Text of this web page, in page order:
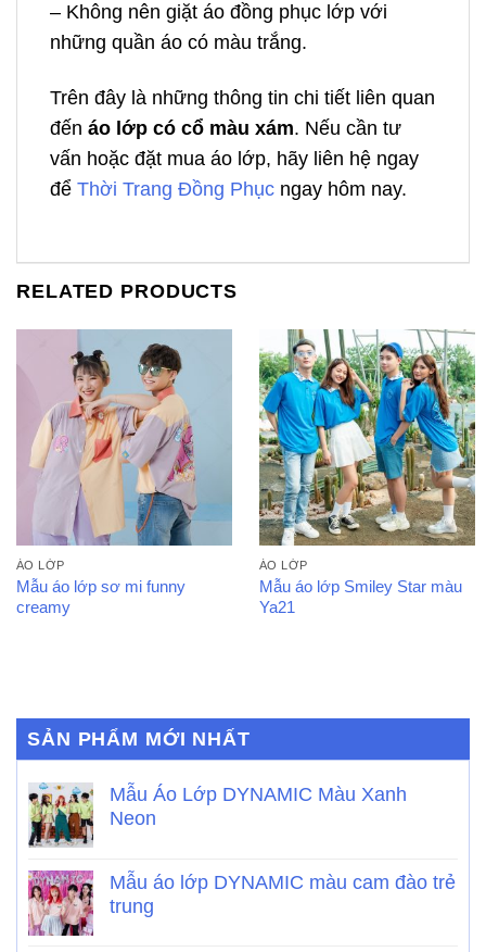
– Không nên giặt áo đồng phục lớp với
những quần áo có màu trắng.
Trên đây là những thông tin chi tiết liên quan
đến áo lớp có cổ màu xám. Nếu cần tư
vấn hoặc đặt mua áo lớp, hãy liên hệ ngay
để Thời Trang Đồng Phục ngay hôm nay.
RELATED PRODUCTS
ÁO LỚP
Mẫu áo lớp sơ mi funny
creamy
ÁO LỚP
Mẫu áo lớp Smiley Star màu
Ya21
SẢN PHẨM MỚI NHẤT
Mẫu Áo Lớp DYNAMIC Màu Xanh
Neon
Mẫu áo lớp DYNAMIC màu cam đào trẻ
trung